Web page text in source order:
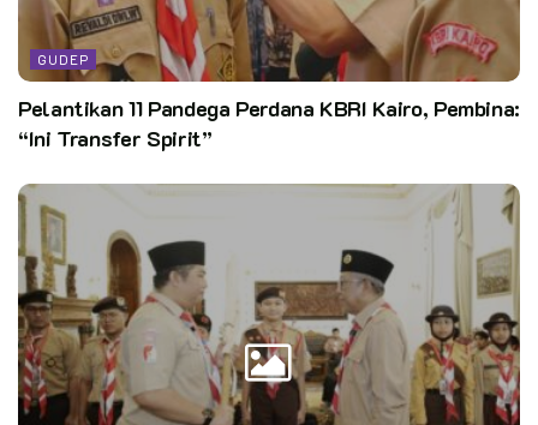
GUDEP
Pelantikan 11 Pandega Perdana KBRI Kairo, Pembina:
“Ini Transfer Spirit”